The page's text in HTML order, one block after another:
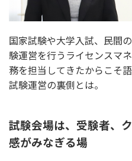
国家試験や大学入試、民間
験運営を行うライセンスマ
務を担当してきたからこそ
試験運営の裏側とは。
試験会場は、受験者、
感がみなぎる場